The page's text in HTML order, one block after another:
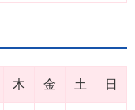
木 金 土 日